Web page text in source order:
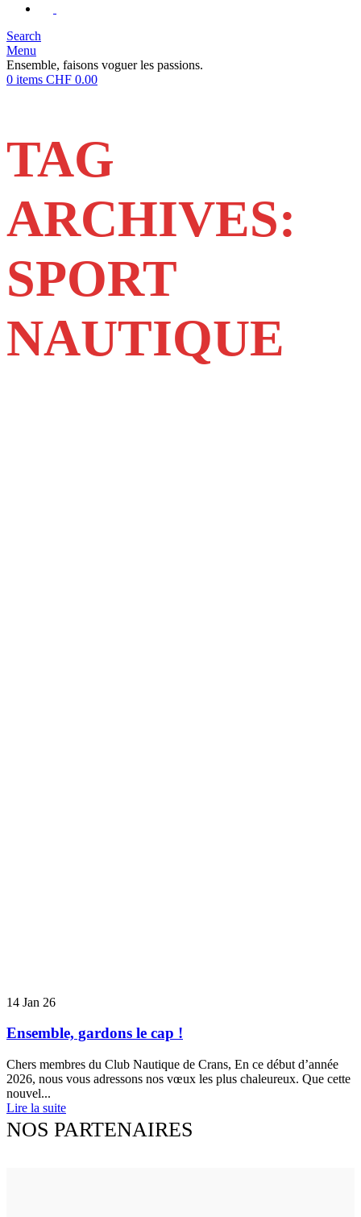
Search
Menu
Ensemble, faisons voguer les passions.
0 items CHF 0.00
TAG
ARCHIVES:
SPORT
NAUTIQUE
14 Jan 26
Ensemble, gardons le cap !
Chers membres du Club Nautique de Crans, En ce début d’année
2026, nous vous adressons nos vœux les plus chaleureux. Que cette
nouvel...
Lire la suite
NOS PARTENAIRES